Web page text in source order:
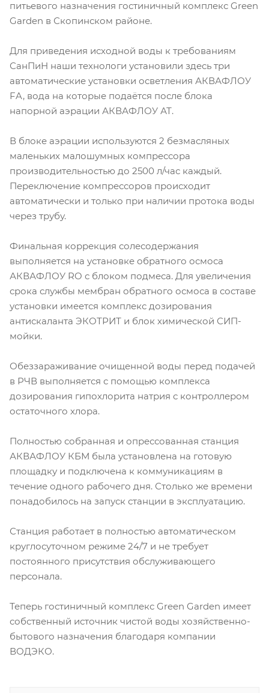
питьевого назначения гостиничный комплекс Green
Garden в Скопинском районе.
Для приведения исходной воды к требованиям
СанПиН наши технологи установили здесь три
автоматические установки осветления АКВАФЛОУ
FA, вода на которые подаётся после блока
напорной аэрации АКВАФЛОУ АТ.
В блоке аэрации используются 2 безмасляных
маленьких малошумных компрессора
производительностью до 2500 л/час каждый.
Переключение компрессоров происходит
автоматически и только при наличии протока воды
через трубу.
Финальная коррекция солесодержания
выполняется на установке обратного осмоса
АКВАФЛОУ RO с блоком подмеса. Для увеличения
срока службы мембран обратного осмоса в составе
установки имеется комплекс дозирования
антискаланта ЭКОТРИТ и блок химической СИП-
мойки.
Обеззараживание очищенной воды перед подачей
в РЧВ выполняется с помощью комплекса
дозирования гипохлорита натрия с контроллером
остаточного хлора.
Полностью собранная и опрессованная станция
АКВАФЛОУ КБМ была установлена на готовую
площадку и подключена к коммуникациям в
течение одного рабочего дня. Столько же времени
понадобилось на запуск станции в эксплуатацию.
Станция работает в полностью автоматическом
круглосуточном режиме 24/7 и не требует
постоянного присутствия обслуживающего
персонала.
Теперь гостиничный комплекс Green Garden имеет
собственный источник чистой воды хозяйственно-
бытового назначения благодаря компании
ВОДЭКО.